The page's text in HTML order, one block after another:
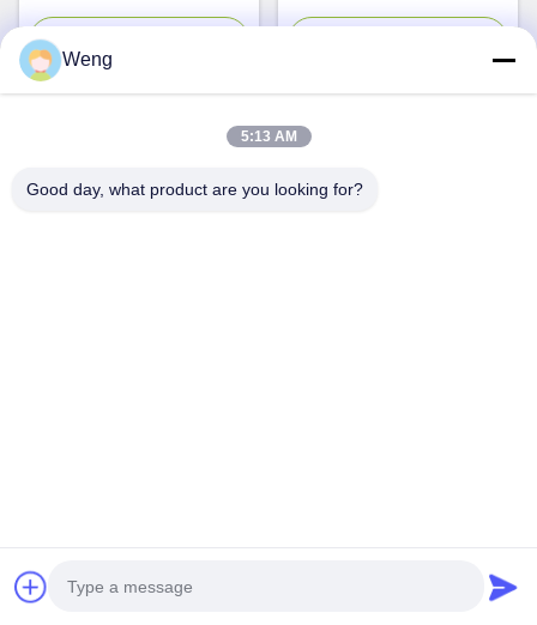
Penggunaan Rumah Tangga
Stasiun Pengisian Cepat
Stasiun EV Pengisi Daya
Terpasang Di Lantai
Terpasang Di Dinding Kotak
pengisian ev komersial Pemasok. Hak cipta © 2026 Shenzhen
Huinengzhi Technology Co., Ltd Semua. Semua hak dilindungi.
Weng
5:13 AM
Good day, what product are you looking for?